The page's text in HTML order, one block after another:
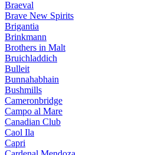
Braeval
Brave New Spirits
Brigantia
Brinkmann
Brothers in Malt
Bruichladdich
Bulleit
Bunnahabhain
Bushmills
Cameronbridge
Campo al Mare
Canadian Club
Caol Ila
Capri